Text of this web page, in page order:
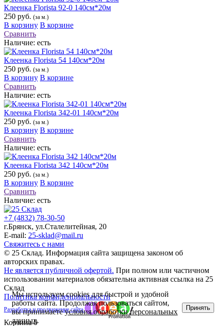
Клеенка Florista 92-0 140см*20м
250 руб. (за м.)
В корзину В корзине
Сравнить
Наличие: есть
Клеенка Florista 54 140см*20м
250 руб. (за м.)
В корзину В корзине
Сравнить
Наличие: есть
Клеенка Florista 342-01 140см*20м
250 руб. (за м.)
В корзину В корзине
Сравнить
Наличие: есть
Клеенка Florista 342 140см*20м
250 руб. (за м.)
В корзину В корзине
Сравнить
Наличие: есть
+7 (4832) 78-30-50
г.Брянск, ул.Сталелитейная, 20
E-mail: 25-sklad@mail.ru
Свяжитесь с нами
© 25 Склад. Информация сайта защищена законом об
авторских правах.
Не является публичной офертой. При полном или частичном
использовании материалов обязательна активная ссылка на 25
Склад
Политика конфиденциальности
Разработка и продвижение сайта
Корзина 0
Мы используем cookies для быстрой и удобной
работы сайта. Продолжая пользоваться сайтом,
вы принимаетеусловия обработки персональных
данных.
Принять